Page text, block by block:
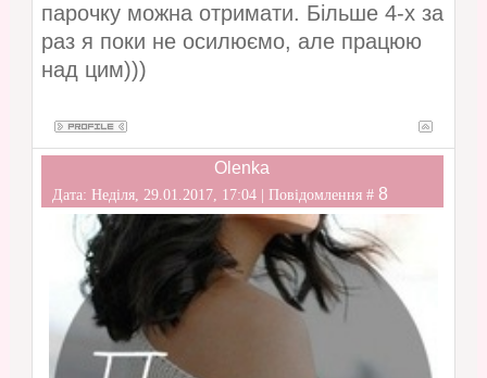
парочку можна отримати. Більше 4-х за
раз я поки не осилюємо, але працюю
над цим)))
Olenka
Дата: Неділя, 29.01.2017, 17:04 | Повідомлення # 8